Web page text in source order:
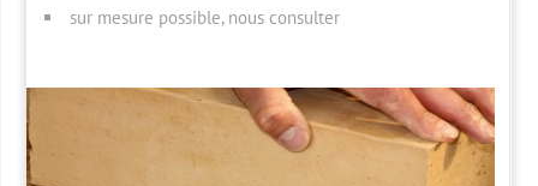
sur mesure possible, nous consulter